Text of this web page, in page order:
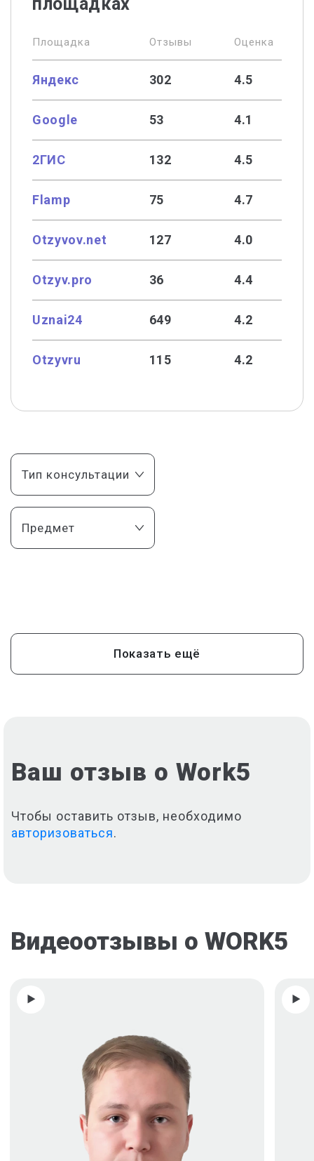
Тип консультации
Предмет
Площадка Отзывы Оценка
Яндекс 302 4.5
Google 53 4.1
2ГИС 132 4.5
Flamp 75 4.7
Otzyvov.net 127 4.0
Otzyv.pro 36 4.4
Uznai24 649 4.2
Otzyvru 115 4.2
Показать ещё
Ваш отзыв о Work5
Чтобы оставить отзыв, необходимо
авторизоваться.
Видеоотзывы о WORK5